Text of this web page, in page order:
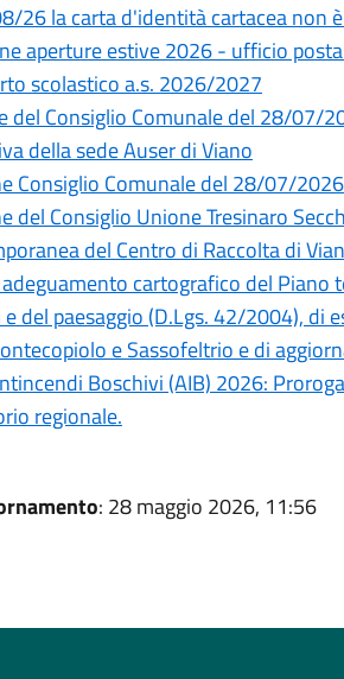
26 la carta d'identità cartacea non
aperture estive 2026 - ufficio
scolastico a.s. 2026/2027
del Consiglio Comunale del 28/07/
della sede Auser di Viano
Consiglio Comunale del 28/07/2026
del Consiglio Unione Tresinaro
del Centro di Raccolta di
cartografico del Piano
del paesaggio (D.Lgs. 42/2004),
e Sassofeltrio e di
Boschivi (AIB) 2026:
regionale.
: 28 maggio 2026, 11:56